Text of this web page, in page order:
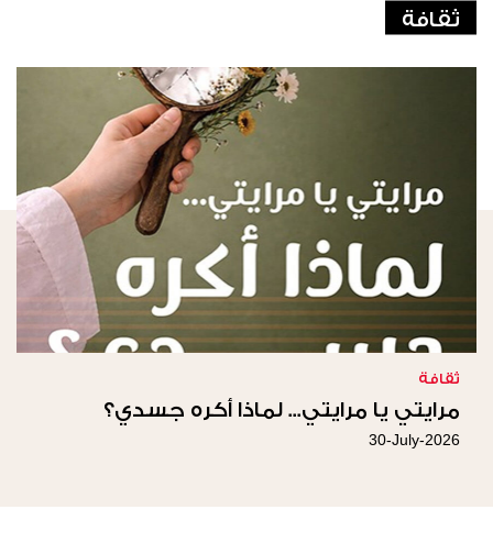
ثقافة
ثقافة
مرايتي يا مرايتي... لماذا أكره جسدي؟
30-July-2026